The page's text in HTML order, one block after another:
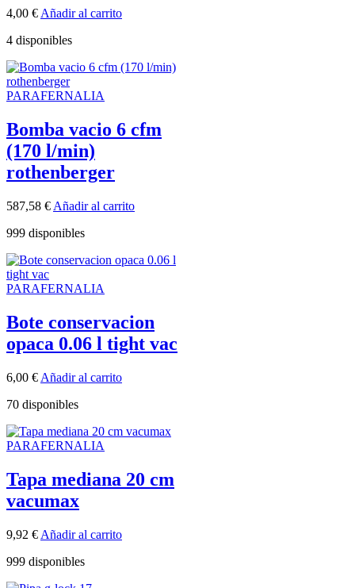
4,00 €Añadir al carrito
4 disponibles
PARAFERNALIA
Bomba vacio 6 cfm
(170 l/min)
rothenberger
587,58 € Añadir al carrito
999 disponibles
PARAFERNALIA
Bote conservacion
opaca 0.06 l tight vac
6,00 € Añadir al carrito
70 disponibles
PARAFERNALIA
Tapa mediana 20 cm
vacumax
9,92 € Añadir al carrito
999 disponibles